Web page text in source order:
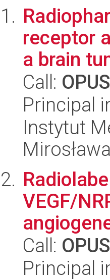
receptor
a brain
Call:
Principal
Instytut
VEGF/
Call:
Principal